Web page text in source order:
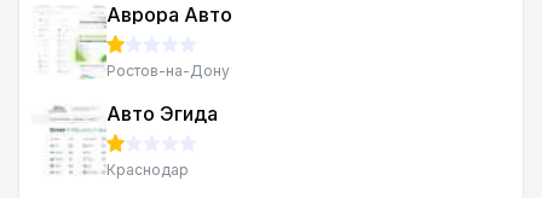
Аврора Авто
Ростов-на-Дону
Авто Эгида
Краснодар